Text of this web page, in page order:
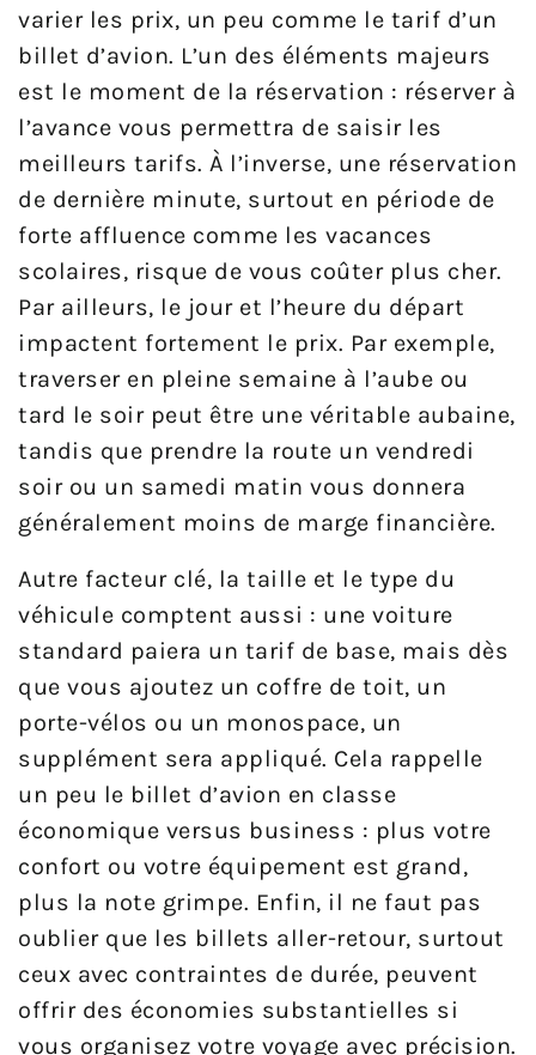
varier les prix, un peu comme le tarif d’un
billet d’avion. L’un des éléments majeurs
est le moment de la réservation : réserver à
l’avance vous permettra de saisir les
meilleurs tarifs. À l’inverse, une réservation
de dernière minute, surtout en période de
forte affluence comme les vacances
scolaires, risque de vous coûter plus cher.
Par ailleurs, le jour et l’heure du départ
impactent fortement le prix. Par exemple,
traverser en pleine semaine à l’aube ou
tard le soir peut être une véritable aubaine,
tandis que prendre la route un vendredi
soir ou un samedi matin vous donnera
généralement moins de marge financière.
Autre facteur clé, la taille et le type du
véhicule comptent aussi : une voiture
standard paiera un tarif de base, mais dès
que vous ajoutez un coffre de toit, un
porte-vélos ou un monospace, un
supplément sera appliqué. Cela rappelle
un peu le billet d’avion en classe
économique versus business : plus votre
confort ou votre équipement est grand,
plus la note grimpe. Enfin, il ne faut pas
oublier que les billets aller-retour, surtout
ceux avec contraintes de durée, peuvent
offrir des économies substantielles si
vous organisez votre voyage avec précision.